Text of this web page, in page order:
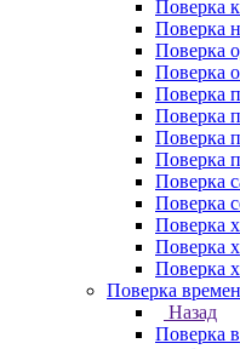
Поверка
Поверка
Поверка
Поверка
Поверка
Поверка
Поверка
Поверка
Поверка
Поверка
Поверка
Поверка
Поверка
Поверка
Назад
Поверка